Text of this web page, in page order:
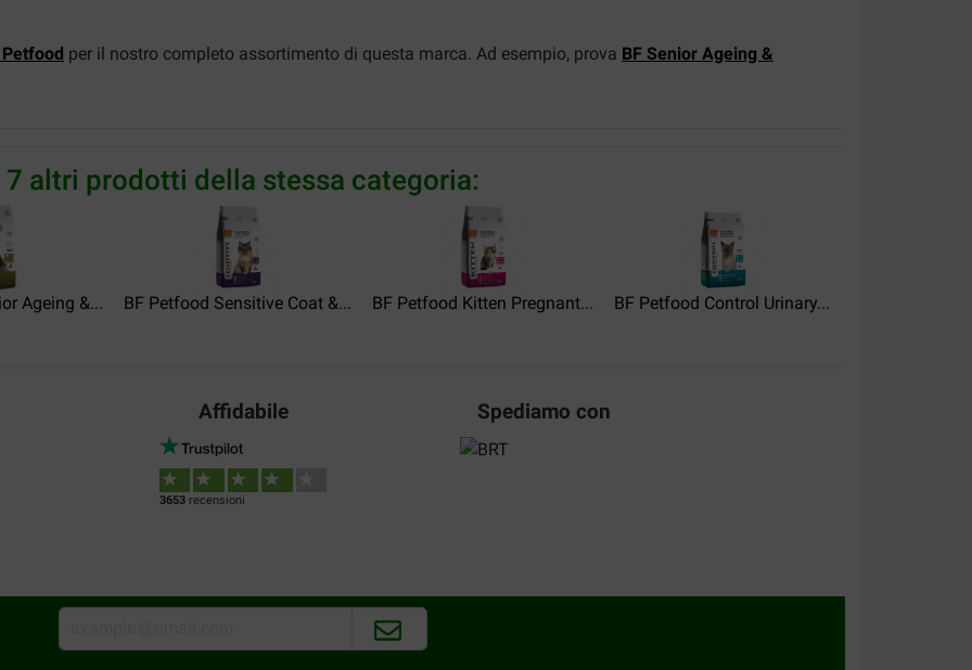
Petfood per il nostro completo assortimento di questa marca. Ad esempio, prova BF Senior Ageing &
7 altri prodotti della stessa categoria:
Ageing &... BF Petfood Sensitive Coat &... BF Petfood Kitten Pregnant... BF Petfood Control Urinary...
Affidabile
3653recensioni
Spediamo con